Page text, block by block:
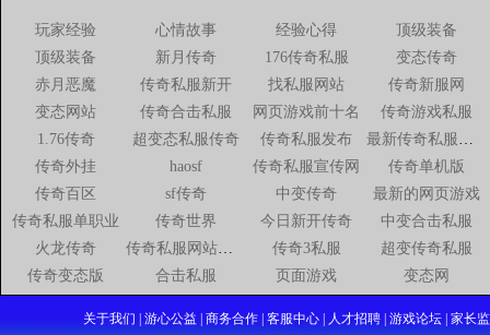
玩家经验 心情故事 经验心得
顶级装备
顶级装备
新月传奇 176传奇私服
变态传奇
赤月恶魔
传奇私服新开 找私服网站
传奇新服网
变态网站
传奇合击私服 网页游戏前十名
传奇游戏私服
1.76传奇
超变态私服传奇 传奇私服发布
最新传奇私服网站
传奇外挂
haosf 传奇私服宣传网
传奇单机版
传奇百区
sf传奇 中变传奇
最新的网页游戏
传奇私服单职业
传奇世界 今日新开传奇
中变合击私服
火龙传奇
传奇私服网站新开网 传奇3私服
超变传奇私服
传奇变态版
合击私服 页面游戏 变态网
关于我们 | 游心公益 | 商务合作 | 客服中心 | 人才招聘 | 游戏论坛 | 家